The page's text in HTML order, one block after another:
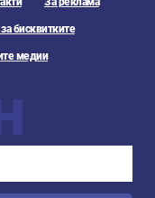
бисквитките
медии